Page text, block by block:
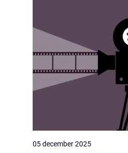
05 december 2025